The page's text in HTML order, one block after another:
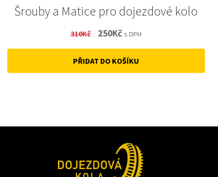
Šrouby a Matice pro dojezdové kolo
310Kč
Original
price
was:
250KčCurrent
price
is:
s DPH
PŘIDAT DO KOŠÍKU